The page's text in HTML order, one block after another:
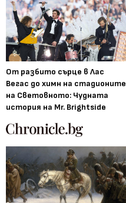
От разбито сърце в Лас
Вегас до химн на стадионите
на Световното: Чудната
история на Mr. Brightside